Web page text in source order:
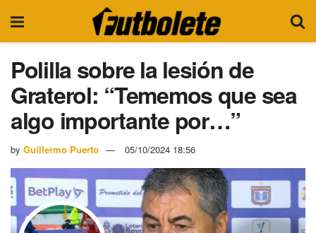
Polilla sobre la lesión de
Graterol: “Tememos que sea
algo importante por…”
by Guillermo Puerto 05/10/2024 18:56